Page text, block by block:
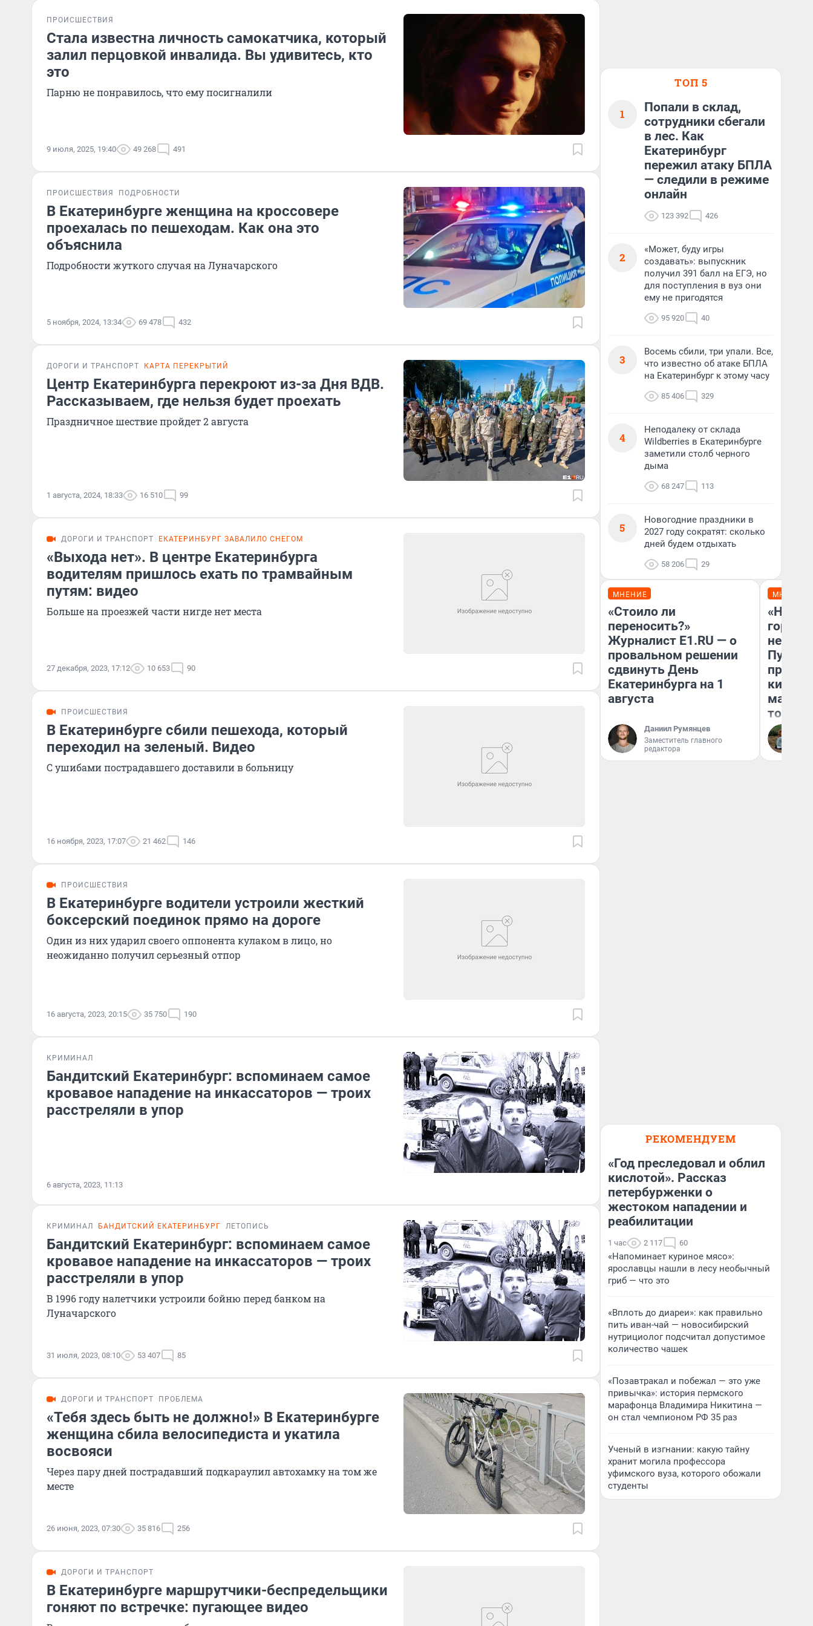
ПРОИСШЕСТВИЯ
Стала известна личность самокатчика, который
залил перцовкой инвалида. Вы удивитесь, кто
это
Парню не понравилось, что ему посигналили
9 июля, 2025, 19:40 49 268 491
ПРОИСШЕСТВИЯ ПОДРОБНОСТИ
В Екатеринбурге женщина на кроссовере
проехалась по пешеходам. Как она это
объяснила
Подробности жуткого случая на Луначарского
5 ноября, 2024, 13:34 69 478 432
ДОРОГИ И ТРАНСПОРТ КАРТА ПЕРЕКРЫТИЙ
Центр Екатеринбурга перекроют из-за Дня ВДВ.
Рассказываем, где нельзя будет проехать
Праздничное шествие пройдет 2 августа
1 августа, 2024, 18:33 16 510 99
ДОРОГИ И ТРАНСПОРТ ЕКАТЕРИНБУРГ ЗАВАЛИЛО СНЕГОМ
«Выхода нет». В центре Екатеринбурга
водителям пришлось ехать по трамвайным
путям: видео
Больше на проезжей части нигде нет места
27 декабря, 2023, 17:12 10 653 90
ПРОИСШЕСТВИЯ
В Екатеринбурге сбили пешехода, который
переходил на зеленый. Видео
С ушибами пострадавшего доставили в больницу
16 ноября, 2023, 17:07 21 462 146
ПРОИСШЕСТВИЯ
В Екатеринбурге водители устроили жесткий
боксерский поединок прямо на дороге
Один из них ударил своего оппонента кулаком в лицо, но
неожиданно получил серьезный отпор
16 августа, 2023, 20:15 35 750 190
КРИМИНАЛ
Бандитский Екатеринбург: вспоминаем самое
кровавое нападение на инкассаторов — троих
расстреляли в упор
6 августа, 2023, 11:13
КРИМИНАЛ БАНДИТСКИЙ ЕКАТЕРИНБУРГ ЛЕТОПИСЬ
Бандитский Екатеринбург: вспоминаем самое
кровавое нападение на инкассаторов — троих
расстреляли в упор
В 1996 году налетчики устроили бойню перед банком на
Луначарского
31 июля, 2023, 08:10 53 407 85
ДОРОГИ И ТРАНСПОРТ ПРОБЛЕМА
«Тебя здесь быть не должно!» В Екатеринбурге
женщина сбила велосипедиста и укатила
восвояси
Через пару дней пострадавший подкараулил автохамку на том же
месте
26 июня, 2023, 07:30 35 816 256
ДОРОГИ И ТРАНСПОРТ
В Екатеринбурге маршрутчики-беспредельщики
гоняют по встречке: пугающее видео
ТОП 5
1
Попали в склад,
сотрудники сбегали
в лес. Как
Екатеринбург
пережил атаку БПЛА
— следили в режиме
онлайн
123 392 426
2
«Может, буду игры
создавать»: выпускник
получил 391 балл на ЕГЭ, но
для поступления в вуз они
ему не пригодятся
95 920 40
3
Восемь сбили, три упали. Все,
что известно об атаке БПЛА
на Екатеринбург к этому часу
85 406 329
4
Неподалеку от склада
Wildberries в Екатеринбурге
заметили столб черного
дыма
68 247 113
5
Новогодние праздники в
2027 году сократят: сколько
дней будем отдыхать
58 206 29
МНЕНИЕ
«Стоило ли
переносить?»
Журналист E1.RU — о
провальном решении
сдвинуть День
Екатеринбурга на 1
августа
Даниил Румянцев
Заместитель главного
редактора
МНЕНИЕ
«Нет
того
РЕКОМЕНДУЕМ
«Год преследовал и облил
кислотой». Рассказ
петербурженки о
жестоком нападении и
реабилитации
1 час 2 117 60
«Напоминает куриное мясо»:
ярославцы нашли в лесу необычный
гриб — что это
«Вплоть до диареи»: как правильно
пить иван-чай — новосибирский
нутрициолог подсчитал допустимое
количество чашек
«Позавтракал и побежал — это уже
привычка»: история пермского
марафонца Владимира Никитина —
он стал чемпионом РФ 35 раз
Ученый в изгнании: какую тайну
хранит могила профессора
уфимского вуза, которого обожали
студенты